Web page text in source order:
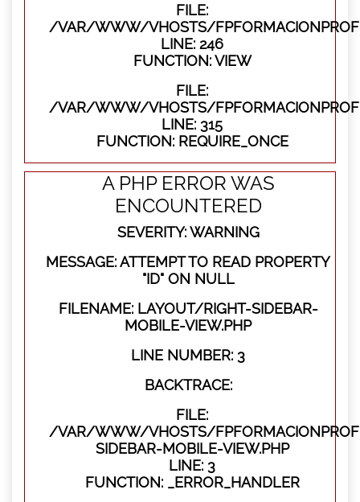
FILE:
/VAR/WWW/VHOSTS/
LINE: 246
FUNCTION: VIEW
FILE:
/VAR/WWW/VHOSTS/
LINE: 315
FUNCTION: REQUIRE_ONCE
A PHP ERROR WAS
ENCOUNTERED
SEVERITY: WARNING
MESSAGE: ATTEMPT TO READ PROPERTY
"ID" ON NULL
FILENAME: LAYOUT/RIGHT-SIDEBAR-
MOBILE-VIEW.PHP
LINE NUMBER: 3
BACKTRACE:
FILE:
/VAR/WWW/VHOSTS/
SIDEBAR-MOBILE-VIEW.PHP
LINE: 3
FUNCTION: _ERROR_HANDLER